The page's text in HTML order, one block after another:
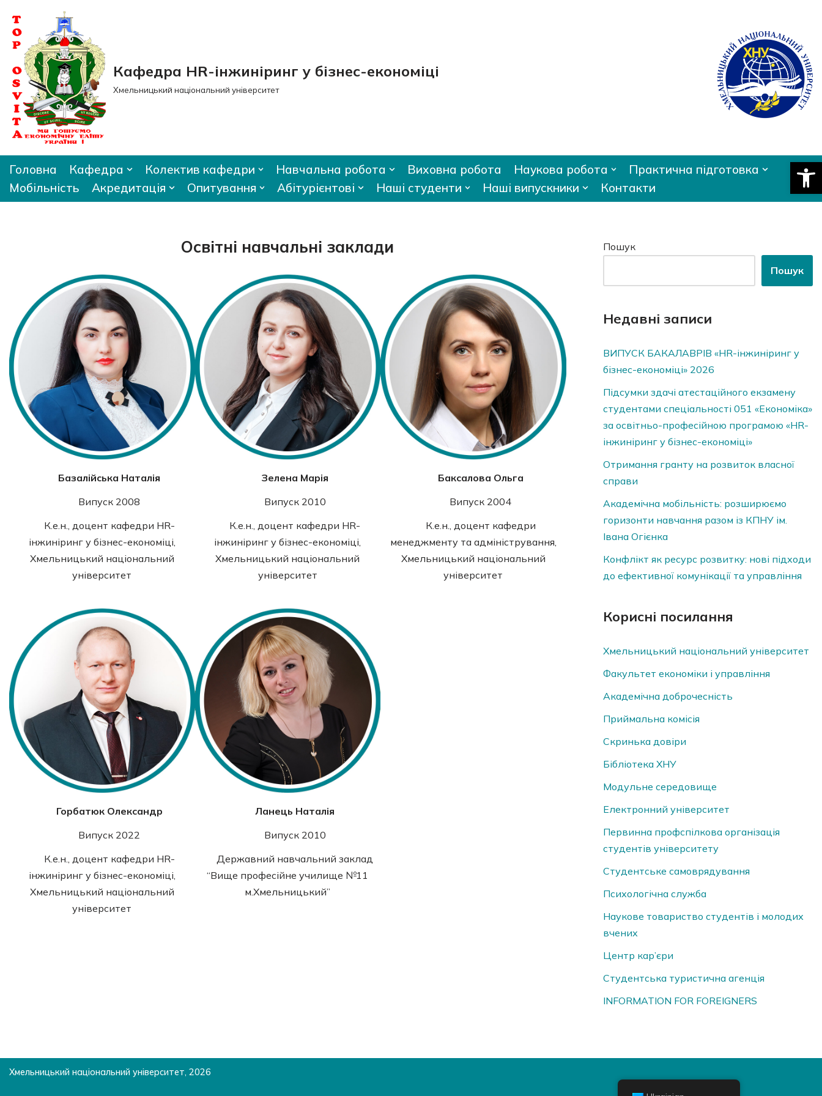
Перейти
до
вмісту
Кафедра HR-інжиніринг у бізнес-економіці
Хмельницький національний університет
Головна Кафедра Колектив кафедри Навчальна робота Виховна робота Наукова робота
Практична підготовка
Мобільність
Акредитація Опитування Абітурієнтові Наші студенти Наші випускники Контакти
Освітні навчальні заклади
Базалійська Наталія
Випуск 2008
К.е.н., доцент кафедри HR-
інжиніринг у бізнес-економіці,
Хмельницький національний
університет
Зелена Марія
Випуск 2010
К.е.н., доцент кафедри HR-
інжиніринг у бізнес-економіці,
Хмельницький національний
університет
Баксалова Ольга
Випуск 2004
К.е.н., доцент кафедри
менеджменту та адміністрування,
Хмельницький національний
університет
Горбатюк Олександр
Випуск 2022
К.е.н., доцент кафедри HR-
інжиніринг у бізнес-економіці,
Хмельницький національний
університет
Ланець Наталія
Випуск 2010
Державний навчальний заклад
“Вище професійне училище №11
м.Хмельницький”
Пошук
Пошук
Недавні записи
ВИПУСК БАКАЛАВРІВ «HR-інжиніринг у
бізнес-економіці» 2026
Підсумки здачі атестаційного екзамену
студентами спеціальності 051 «Економіка»
за освітньо-професійною програмою «HR-
інжиніринг у бізнес-економіці»
Отримання гранту на розвиток власної
справи
Академічна мобільність: розширюємо
горизонти навчання разом із КПНУ ім.
Івана Огієнка
Конфлікт як ресурс розвитку: нові підходи
до ефективної комунікації та управління
Корисні посилання
Хмельницький національний університет
Факультет економіки і управління
Академічна доброчесність
Приймальна комісія
Скринька довiри
Бібліотека ХНУ
Модульне середовище
Електронний університет
Первинна профспілкова організація
студентів університету
Студентське самоврядування
Психологічна служба
Наукове товариство студентів і молодих
вчених
Центр кар’єри
Студентська туристична агенція
INFORMATION FOR FOREIGNERS
Хмельницький національний університет, 2026